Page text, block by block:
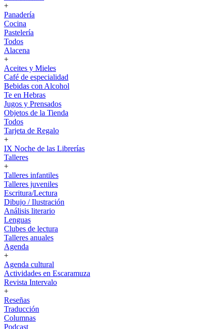
+
Panadería
Cocina
Pastelería
Todos
Alacena
+
Aceites y Mieles
Café de especialidad
Bebidas con Alcohol
Te en Hebras
Jugos y Prensados
Objetos de la Tienda
Todos
Tarjeta de Regalo
+
IX Noche de las Librerías
Talleres
+
Talleres infantiles
Talleres juveniles
Escritura/Lectura
Dibujo / Ilustración
Análisis literario
Lenguas
Clubes de lectura
Talleres anuales
Agenda
+
Agenda cultural
Actividades en Escaramuza
Revista Intervalo
+
Reseñas
Traducción
Columnas
Podcast